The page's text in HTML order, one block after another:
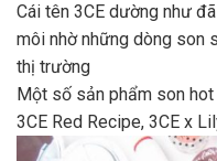
Cái tên 3CE dường như
môi nhờ những dòng son
thị trường
Một số sản phẩm son
3CE Red Recipe, 3CE x